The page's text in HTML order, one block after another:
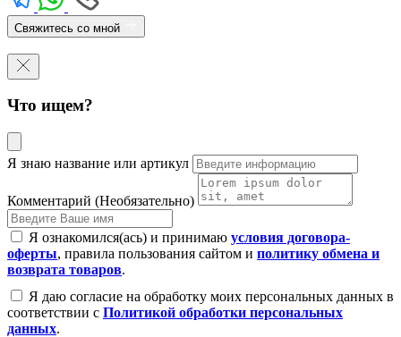
Свяжитесь со мной
Что ищем?
Я знаю название или артикул
Комментарий (Необязательно)
Я ознакомился(ась) и принимаю условия договора-
оферты, правила пользования сайтом и политику обмена и
возврата товаров.
Я даю согласие на обработку моих персональных данных в
соответствии с Политикой обработки персональных
данных.